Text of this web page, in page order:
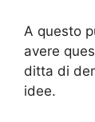
A questo
avere
ditta di
idee.